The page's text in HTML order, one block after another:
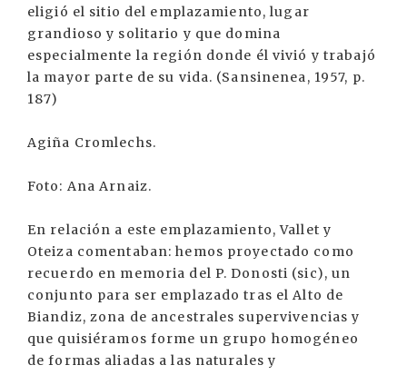
eligió el sitio del emplazamiento, lugar
grandioso y solitario y que domina
especialmente la región donde él vivió y trabajó
la mayor parte de su vida. (Sansinenea, 1957, p.
187)
Agiña Cromlechs.
Foto: Ana Arnaiz.
En relación a este emplazamiento, Vallet y
Oteiza comentaban: hemos proyectado como
recuerdo en memoria del P. Donosti (sic), un
conjunto para ser emplazado tras el Alto de
Biandiz, zona de ancestrales supervivencias y
que quisiéramos forme un grupo homogéneo
de formas aliadas a las naturales y